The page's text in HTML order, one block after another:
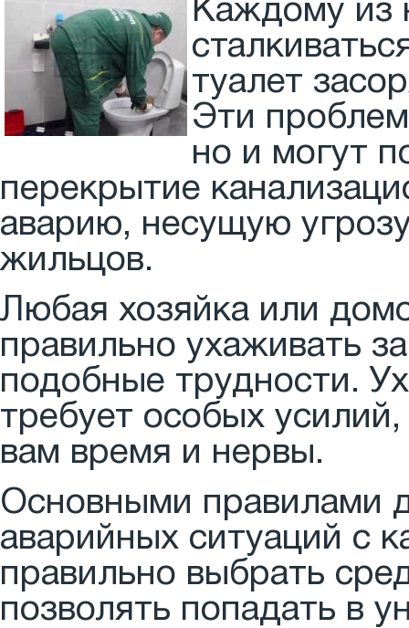
Каждому из
туалет
Эти
но и могут
перекрытие
аварию, несущую
жильцов.
Любая хозяйка или
правильно ухаживать
подобные трудности.
требует особых
вам время и нервы.
Основными правилами
аварийных ситуаций с
правильно выбрать
позволять попадать в